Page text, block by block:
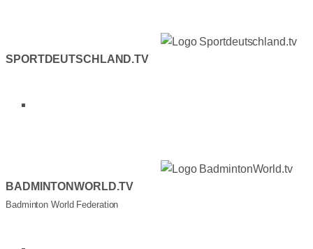
SPORTDEUTSCHLAND.TV
BADMINTONWORLD.TV
Badminton World Federation